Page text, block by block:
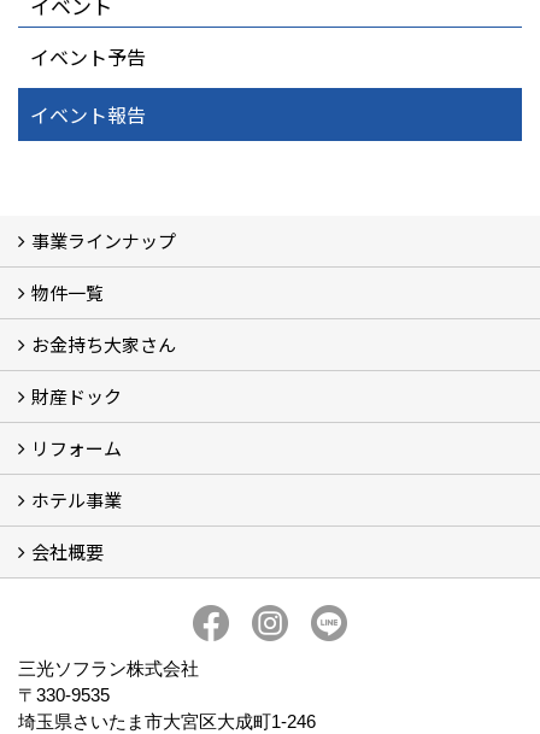
イベント予告
イベント報告
事業ラインナップ
三光ソフラン株式会社の強み
資産運用
収益物件
賃貸管理 (2)
土地有効活用 (3)
相続対策・コンサルティング (3)
不動産買取・売買・仲介 (3)
リフォーム
空き家・空き地対策 (2)
設計・施工・建築請負
物件一覧
物件一覧
フォトギャラリー
弊社施工事例3D写真
お金持ち大家さん
お金持ち大家さん
資産運用コラム (15)
お金持ち大家さんセミナー
財産ドック
財産ドック
リフォーム
リフォーム
ホテル事業
三光ソフランの収益用ホテルのご紹介
ホテル一覧
宿泊施設の主な経営形態
京都での相続税対策例
京都での収益用ホテル(ブティックホテル)の投資活用
訪日外国人旅行者数に関するデータ
よくある質問
会社概要
三光ソフランについて (19)
リクルート情報（新卒採用）
リクルート情報（中途採用）
プライバシーポリシー
三光ソフラン株式会社
〒330-9535
埼玉県さいたま市大宮区大成町1-246